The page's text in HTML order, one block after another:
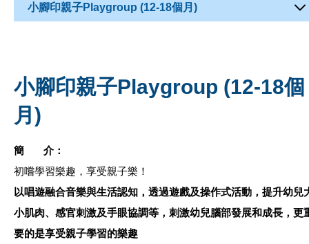
小腳印親子Playgroup (12-18個月)
小腳印親子Playgroup (12-18個
月)
簡
介：
初嚐學習樂趣，享受親子樂！
以唱遊融合音樂與生活認知，透過遊戲及操作式活動，提升幼兒
小肌肉、感官刺激及手眼協調等，刺激幼兒腦部發展和成長，更
要的是享受親子學習的樂趣